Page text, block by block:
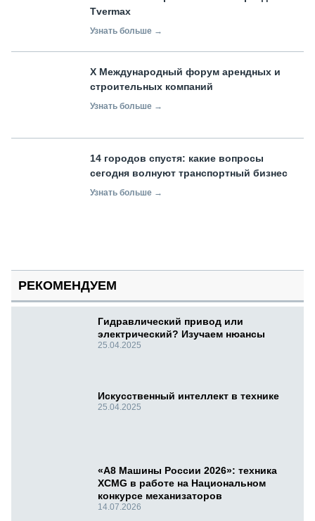
Tvermax
Узнать больше →
X Международный форум арендных и
строительных компаний
Узнать больше →
14 городов спустя: какие вопросы
сегодня волнуют транспортный бизнес
Узнать больше →
РЕКОМЕНДУЕМ
Гидравлический привод или
электрический? Изучаем нюансы
25.04.2025
Искусственный интеллект в технике
25.04.2025
«А8 Машины России 2026»: техника
XCMG в работе на Национальном
конкурсе механизаторов
14.07.2026